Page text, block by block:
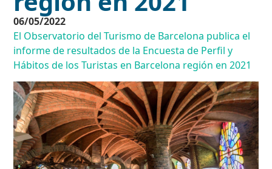
06/05/2022
El Observatorio del Turismo de Barcelona publica el
informe de resultados de la Encuesta de Perfil y
Hábitos de los Turistas en Barcelona región en 2021